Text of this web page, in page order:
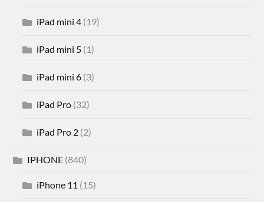
iPad mini 4 (19)
iPad mini 5 (1)
iPad mini 6 (3)
iPad Pro (32)
iPad Pro 2 (2)
IPHONE (840)
iPhone 11 (15)